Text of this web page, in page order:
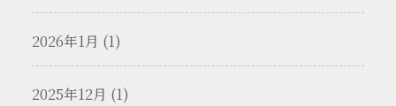
2026年1月 (1)
2025年12月 (1)